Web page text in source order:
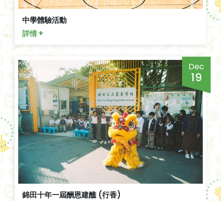
中學體驗活動
詳情 +
Dec
19
錦田十年一屆酬恩建醮 (行香)